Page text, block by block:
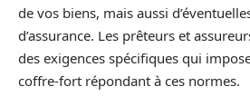
de vos biens, mais aussi
d’assurance. Les prêteurs et
des exigences spécifiques qui
coffre-fort répondant à ces normes.